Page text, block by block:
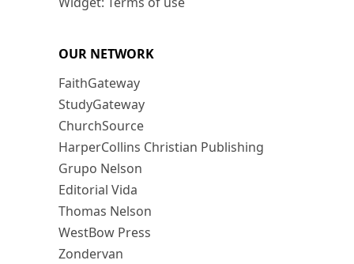
OUR NETWORK
FaithGateway
StudyGateway
ChurchSource
HarperCollins Christian Publishing
Grupo Nelson
Editorial Vida
Thomas Nelson
WestBow Press
Zondervan